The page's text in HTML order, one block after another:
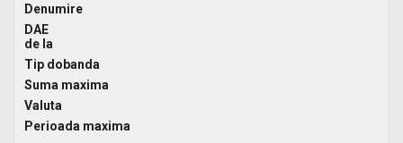
Denumire
DAE
de la
Tip dobanda
Suma maxima
Valuta
Perioada maxima